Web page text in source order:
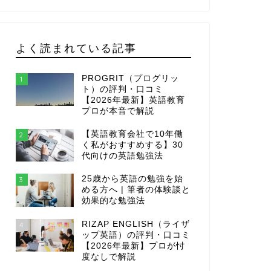
よく読まれている記事
1
PROGRIT（プログリッ
ト）の評判・口コミ
【2026年最新】英語教育
プロが本音で解説
2
【英語教育会社で10年働
く私がおすすめする】30
代向けの英語勉強法
3
25歳から英語の勉強を始
める方へ | 筆者の体験談と
効果的な勉強法
4
RIZAP ENGLISH（ライザ
ップ英語）の評判・口コミ
【2026年最新】プロが忖
度なしで解説